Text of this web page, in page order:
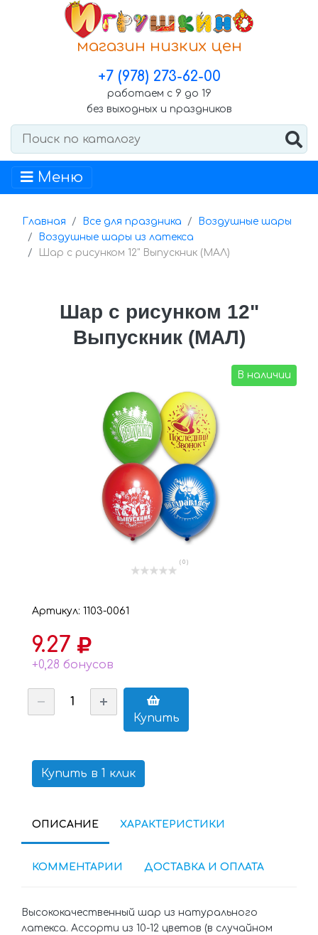
магазин низких цен
+7 (978) 273-62-00
работаем с 9 до 19
без выходных и праздников
Меню
Главная Все для праздника
Воздушные шары
Воздушные шары из латекса
Шар с рисунком 12" Выпускник (МАЛ)
Шар с рисунком 12"
Выпускник (МАЛ)
В наличии
( 0 )
Артикул: 1103-0061
9.27
+0,28 бонусов
Купить
Купить в 1 клик
ОПИСАНИЕ ХАРАКТЕРИСТИКИ
КОММЕНТАРИИ ДОСТАВКА И ОПЛАТА
Высококачественный шар из натурального
латекса. Ассорти из 10-12 цветов (в случайном